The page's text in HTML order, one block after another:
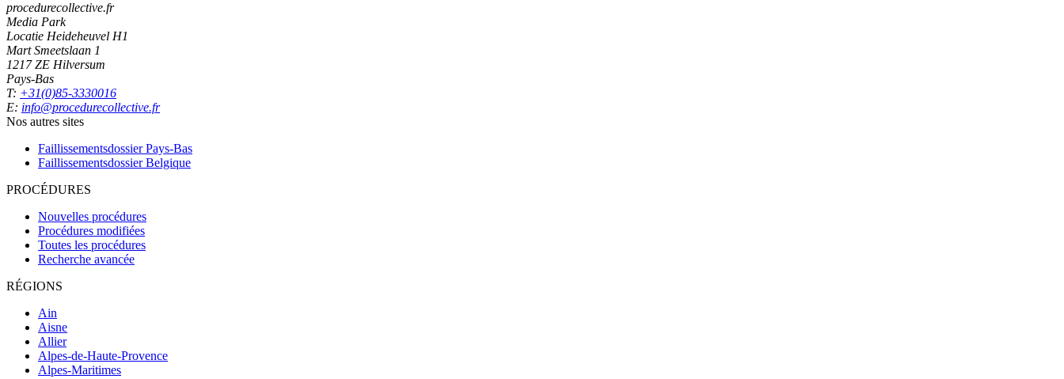
procedurecollective.fr
Media Park
Locatie Heideheuvel H1
Mart Smeetslaan 1
1217 ZE Hilversum
Pays-Bas
T: +31(0)85-3330016
E: info@procedurecollective.fr
Nos autres sites
Faillissementsdossier Pays-Bas
Faillissementsdossier Belgique
PROCÉDURES
Nouvelles procédures
Procédures modifiées
Toutes les procédures
Recherche avancée
RÉGIONS
Ain
Aisne
Allier
Alpes-de-Haute-Provence
Alpes-Maritimes